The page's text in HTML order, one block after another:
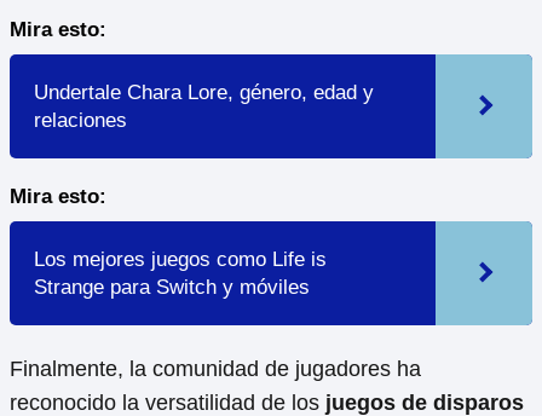
Mira esto:
Undertale Chara Lore, género, edad y
relaciones
Mira esto:
Los mejores juegos como Life is
Strange para Switch y móviles
Finalmente, la comunidad de jugadores ha
reconocido la versatilidad de los juegos de disparos